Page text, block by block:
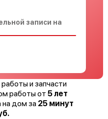
работы и запчасти
работы от 5 лет
на дом за 25 минут
записи на